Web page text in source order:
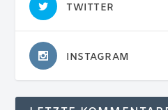
TWITTER
INSTAGRAM